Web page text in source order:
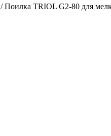
/ Поилка TRIOL G2-80 для